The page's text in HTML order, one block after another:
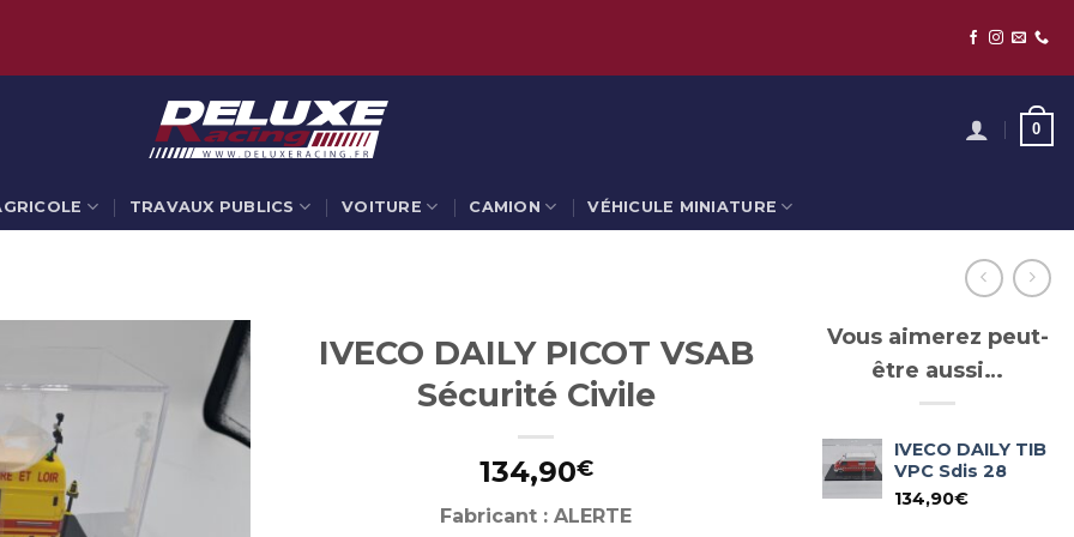
0
TRAVAUX PUBLICS VOITURE CAMION VÉHICULE MINIATURE
IVECO DAILY PICOT VSAB
Sécurité Civile
134,90€
Fabricant : ALERTE
Vous aimerez peut-
être aussi…
IVECO DAILY TIB
VPC Sdis 28
134,90€